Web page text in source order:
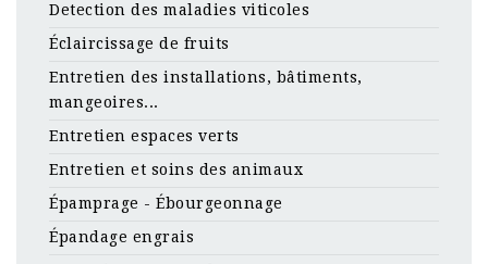
Detection des maladies viticoles
Éclaircissage de fruits
Entretien des installations, bâtiments,
mangeoires...
Entretien espaces verts
Entretien et soins des animaux
Épamprage - Ébourgeonnage
Épandage engrais